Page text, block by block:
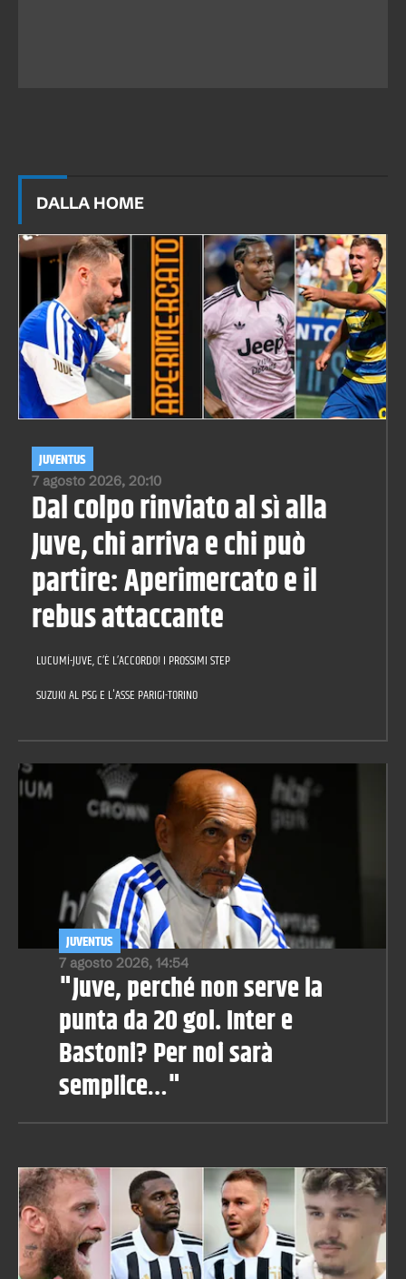
DALLA HOME
7 agosto 2026, 20:10
JUVENTUS
Dal colpo rinviato al sì alla
Juve, chi arriva e chi può
partire: Aperimercato e il
rebus attaccante
LUCUMÍ-JUVE, C’È L’ACCORDO! I PROSSIMI STEP
SUZUKI AL PSG E L'ASSE PARIGI-TORINO
7 agosto 2026, 14:54
JUVENTUS
"Juve, perché non serve la
punta da 20 gol. Inter e
Bastoni? Per noi sarà
semplice…"